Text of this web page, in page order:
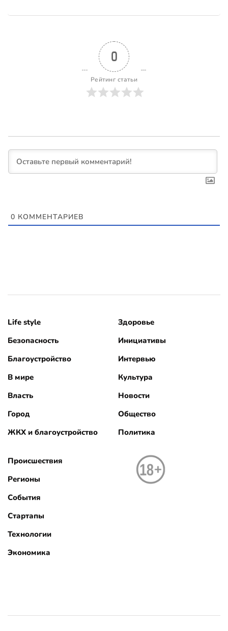
0
Рейтинг статьи
0 КОММЕНТАРИЕВ
Life style
Безопасность
Благоустройство
В мире
Власть
Город
ЖКХ и благоустройство
Здоровье
Инициативы
Интервью
Культура
Новости
Общество
Политика
Происшествия
Регионы
События
Стартапы
Технологии
Экономика